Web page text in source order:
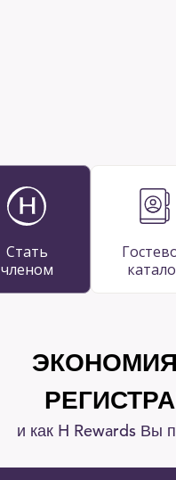
Стать
членом
и как H Rewards Вы